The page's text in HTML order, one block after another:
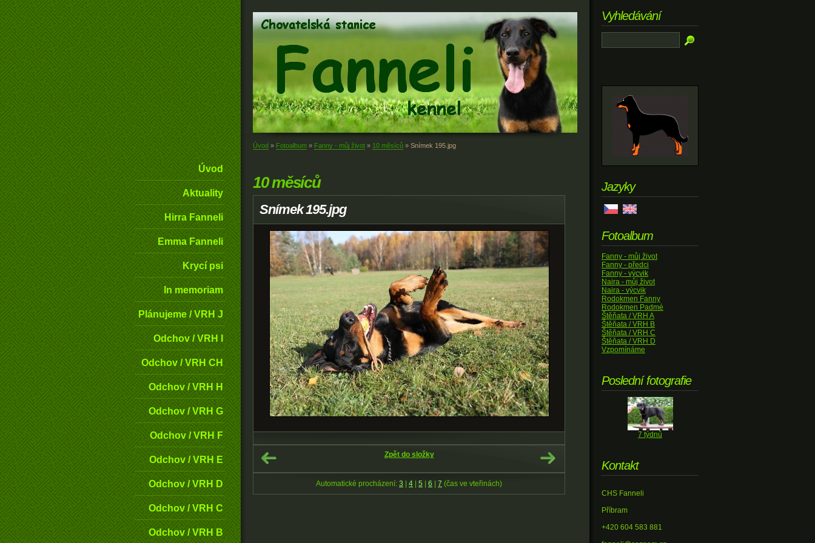
Úvod
Aktuality
Hirra Fanneli
Emma Fanneli
Krycí psi
In memoriam
Plánujeme / VRH J
Odchov / VRH I
Odchov / VRH CH
Odchov / VRH H
Odchov / VRH G
Odchov / VRH F
Odchov / VRH E
Odchov / VRH D
Odchov / VRH C
Odchov / VRH B
Úvod » Fotoalbum » Fanny - můj život » 10 měsíců » Snímek 195.jpg
10 měsíců
Snímek 195.jpg
Zpět do složky
Automatické procházení: 3 4 5 6 7 (čas ve vteřinách)
Vyhledávání
Jazyky
Fotoalbum
Fanny - můj život
Fanny - předci
Fanny - výcvik
Naira - můj život
Naira - výcvik
Rodokmen Fanny
Rodokmen Padmé
Štěňata / VRH A
Štěňata / VRH B
Štěňata / VRH C
Štěňata / VRH D
Vzpomínáme
Poslední fotografie
7 týdnů
Kontakt
CHS Fanneli
Příbram
+420 604 583 881